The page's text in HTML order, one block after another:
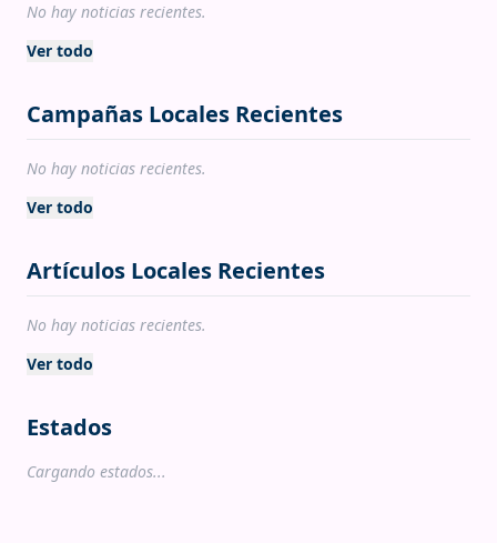
No hay noticias recientes.
Ver todo
Campañas Locales Recientes
No hay noticias recientes.
Ver todo
Artículos Locales Recientes
No hay noticias recientes.
Ver todo
Estados
Cargando estados...